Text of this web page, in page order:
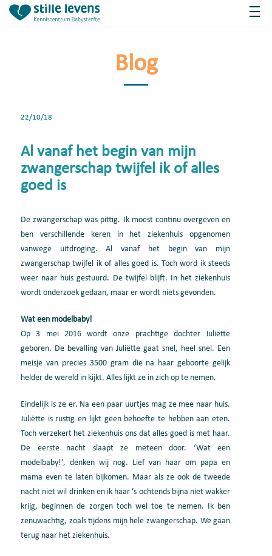
Blog
22/10/18
Al vanaf het begin van mijn
zwangerschap twijfel ik of alles
goed is
De zwangerschap was pittig. Ik moest continu overgeven en
ben verschillende keren in het ziekenhuis opgenomen
vanwege uitdroging. Al vanaf het begin van mijn
zwangerschap twijfel ik of alles goed is. Toch word ik steeds
weer naar huis gestuurd. De twijfel blijft. In het ziekenhuis
wordt onderzoek gedaan, maar er wordt niets gevonden.
Wat een modelbaby!
Op 3 mei 2016 wordt onze prachtige dochter Juliëtte
geboren. De bevalling van Juliëtte gaat snel, heel snel. Een
meisje van precies 3500 gram die na haar geboorte gelijk
helder de wereld in kijkt. Alles lijkt ze in zich op te nemen.
Eindelijk is ze er. Na een paar uurtjes mag ze mee naar huis.
Juliëtte is rustig en lijkt geen behoefte te hebben aan eten.
Toch verzekert het ziekenhuis ons dat alles goed is met haar.
De eerste nacht slaapt ze meteen door. ‘Wat een
modelbaby!’, denken wij nog. Lief van haar om papa en
mama even te laten bijkomen. Maar als ze ook de tweede
nacht niet wil drinken en ik haar ’s ochtends bijna niet wakker
krijg, beginnen de zorgen toch wel toe te nemen. Ik ben
zenuwachtig, zoals tijdens mijn hele zwangerschap. We gaan
terug naar het ziekenhuis.